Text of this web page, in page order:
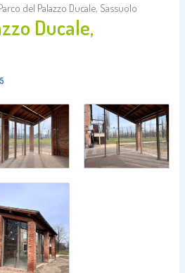
del Palazzo Ducale, Sassuolo
Ducale,